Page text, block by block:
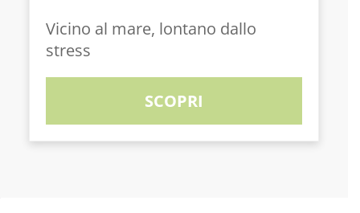
Vicino al mare, lontano dallo
stress
SCOPRI